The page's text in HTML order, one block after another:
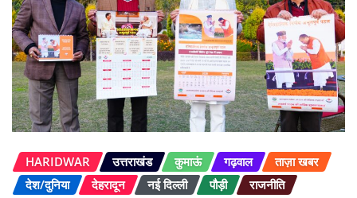
HARIDWAR उत्तराखंड कुमाऊं गढ़वाल
ताज़ा खबर
देश/दुनिया
देहरादून नई दिल्ली पौड़ी
राजनीति